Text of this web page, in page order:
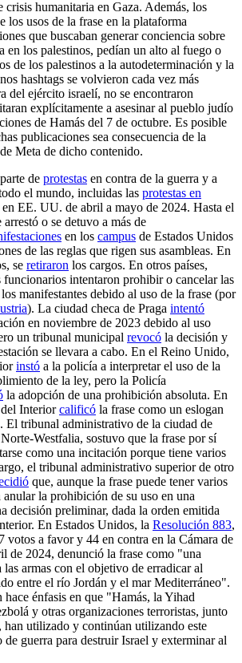
humanitaria en Gaza. Además, los
los usos de la frase en la plataforma
que buscaban generar conciencia sobre
en los palestinos, pedían un alto al fuego o
de los palestinos a la autodeterminación y la
hashtags se volvieron cada vez más
del ejército israelí, no se encontraron
explícitamente a asesinar al pueblo judío
de Hamás del 7 de octubre. Es posible
publicaciones sea consecuencia de la
Meta de dicho contenido.
de protestas en contra de la guerra y a
el mundo, incluidas las protestas en
en EE. UU. de abril a mayo de 2024. Hasta el
o se detuvo a más de
en los campus de Estados Unidos
de las reglas que rigen sus asambleas. En
se retiraron los cargos. En otros países,
funcionarios intentaron prohibir o cancelar las
manifestantes debido al uso de la frase (por
). La ciudad checa de Praga intentó
en noviembre de 2023 debido al uso
un tribunal municipal revocó la decisión y
se llevara a cabo. En el Reino Unido,
instó a la policía a interpretar el uso de la
de la ley, pero la Policía
la adopción de una prohibición absoluta. En
Interiorcalificó la frase como un eslogan
. El tribunal administrativo de la ciudad de
Westfalia, sostuvo que la frase por sí
como una incitación porque tiene varios
el tribunal administrativo superior de otro
que, aunque la frase puede tener varios
la prohibición de su uso en una
decisión preliminar, dada la orden emitida
En Estados Unidos, la Resolución 883,
votos a favor y 44 en contra en la Cámara de
de 2024, denunció la frase como "una
armas con el objetivo de erradicar al
entre el río Jordán y el mar Mediterráneo".
énfasis en que "Hamás, la Yihad
y otras organizaciones terroristas, junto
han utilizado y continúan utilizando este
guerra para destruir Israel y exterminar al